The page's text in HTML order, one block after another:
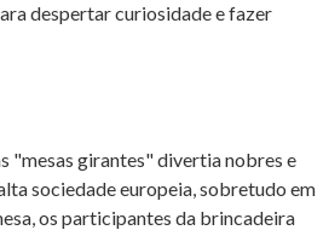
despertar curiosidade e fazer
"mesas girantes" divertia nobres e
sociedade europeia, sobretudo em
os participantes da brincadeira